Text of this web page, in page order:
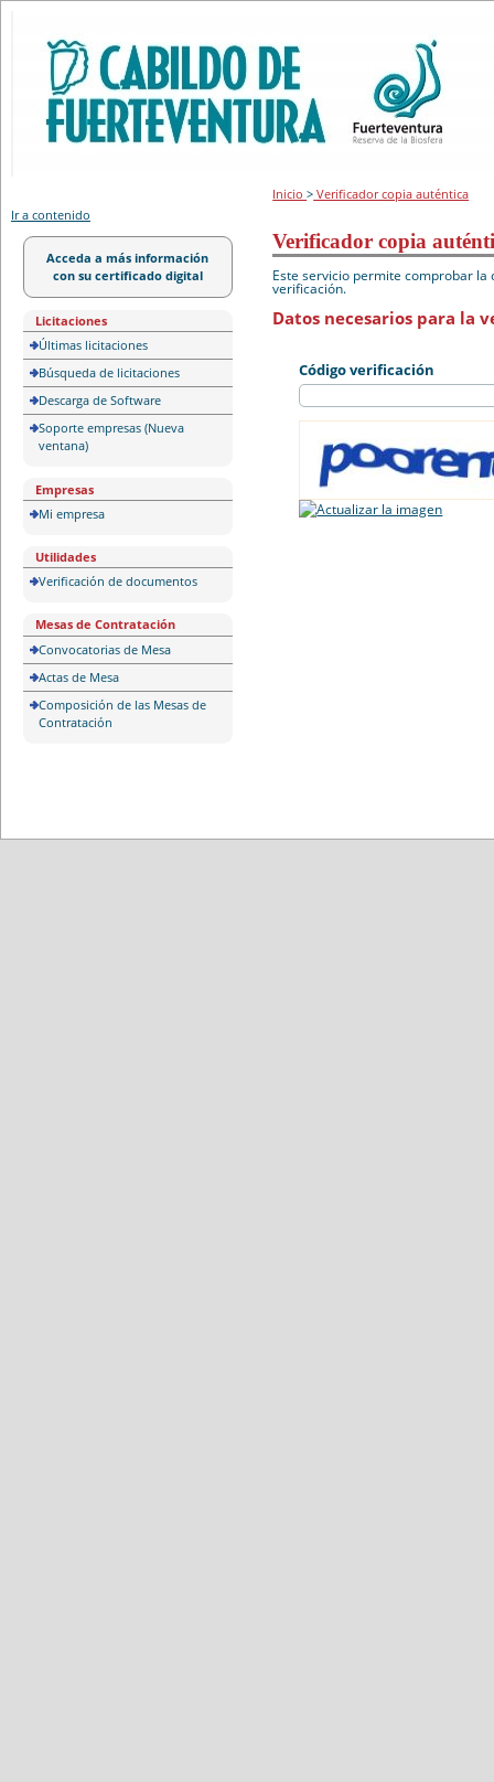
Ir a contenido
Acceda a más información
con su certificado digital
Licitaciones
Últimas licitaciones
Búsqueda de licitaciones
Descarga de Software
Soporte empresas (Nueva
ventana)
Empresas
Mi empresa
Utilidades
Verificación de documentos
Mesas de Contratación
Convocatorias de Mesa
Actas de Mesa
Composición de las Mesas de
Contratación
Inicio> Verificador copia auténtica
Verificador copia
Este servicio permite comprobar
verificación.
Datos necesarios para la
Código verificación